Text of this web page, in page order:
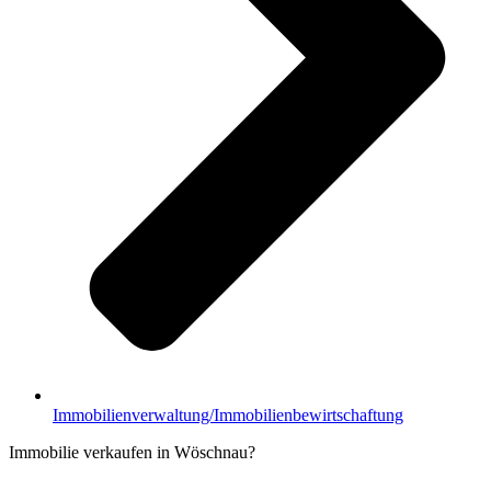
Immobilienverwaltung/Immobilienbewirtschaftung
Immobilie verkaufen in Wöschnau?